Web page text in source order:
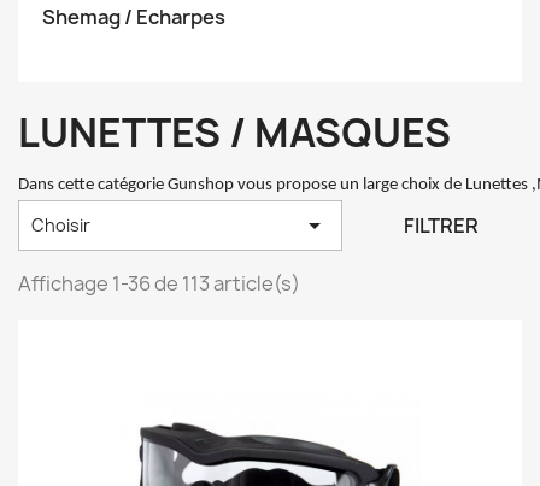
Shemag / Echarpes
LUNETTES / MASQUES
Dans cette catégorie Gunshop vous propose un large choix de Lunettes
Choisir  FILTRER
Affichage 1-36 de 113 article(s)